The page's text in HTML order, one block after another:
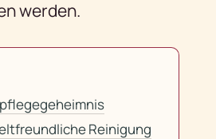
werden.
Reinigung